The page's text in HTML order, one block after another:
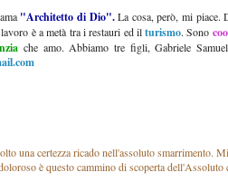
"Architetto di Dio". La cosa, però, mi piace.
è a metà tra i restauri ed ilturismo. Sono
che amo. Abbiamo tre figli, Gabriele
una certezza ricado nell'assoluto smarrimento.
è questo cammino di scoperta dell'Assoluto